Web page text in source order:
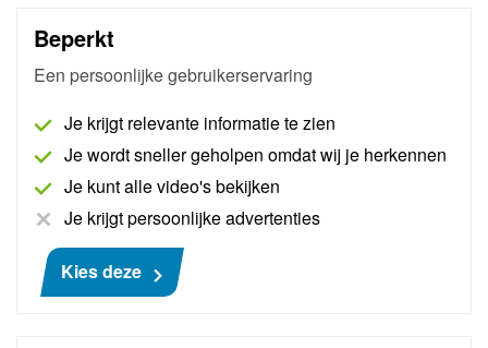
Beperkt
Een persoonlijke gebruikerservaring
Je krijgt relevante informatie te zien
Je wordt sneller geholpen omdat wij je herkennen
Je kunt alle video's bekijken
Je krijgt persoonlijke advertenties
Kies deze